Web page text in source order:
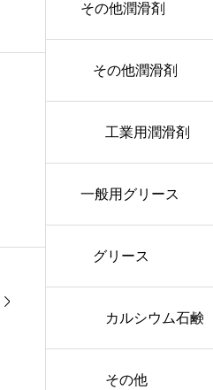
その他潤滑剤
その他潤滑剤
工業用潤滑剤
一般用グリース
グリース
カルシウム石鹸
その他